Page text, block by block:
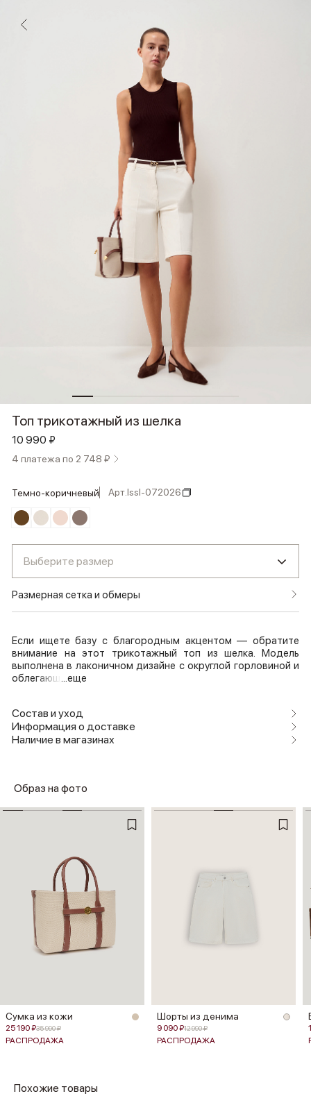
Топ трикотажный из шелка
10 990 ₽
4 платежа по 2 748 ₽
темно-коричневый Арт.lssl-072026
Выберите размер
Размерная сетка и обмеры
Если ищете базу с благородным акцентом — обратите
внимание на этот трикотажный топ из шелка. Модель
выполнена в лаконичном дизайне с округлой горловиной и
облегающ ...еще
Состав и уход
Информация о доставке
Наличие в магазинах
Образ на фото
Сумка из кожи
25 190 ₽35 990 ₽
РАСПРОДАЖА
Шорты из денима
9 090 ₽12 990 ₽
РАСПРОДАЖА
Похожие товары